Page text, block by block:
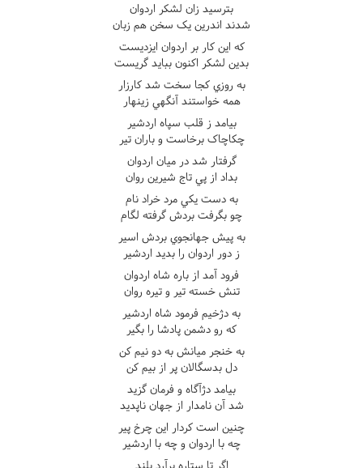
بترسيد زان لشکر اردوان
شدند اندرين يک سخن هم زبان
که اين کار بر اردوان ايزديست
بدين لشکر اکنون ببايد گريست
به روزي کجا سخت شد کارزار
همه خواستند آنگهي زينهار
بيامد ز قلب سپاه اردشير
چکاچاک برخاست و باران تير
گرفتار شد در ميان اردوان
بداد از پي تاج شيرين روان
به دست يکي مرد خراد نام
چو بگرفت بردش گرفته لگام
به پيش جهانجوي بردش اسير
ز دور اردوان را بديد اردشير
فرود آمد از باره شاه اردوان
تنش خسته تير و تيره روان
به دژخيم فرمود شاه اردشير
که رو دشمن پادشا را بگير
به خنجر ميانش به دو نيم کن
دل بدسگالان پر از بيم کن
بيامد دژآگاه و فرمان گزيد
شد آن نامدار از جهان ناپديد
چنين است کردار اين چرخ پير
چه با اردوان و چه با اردشير